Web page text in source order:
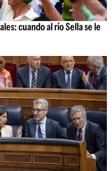
cuando al río Sella se le